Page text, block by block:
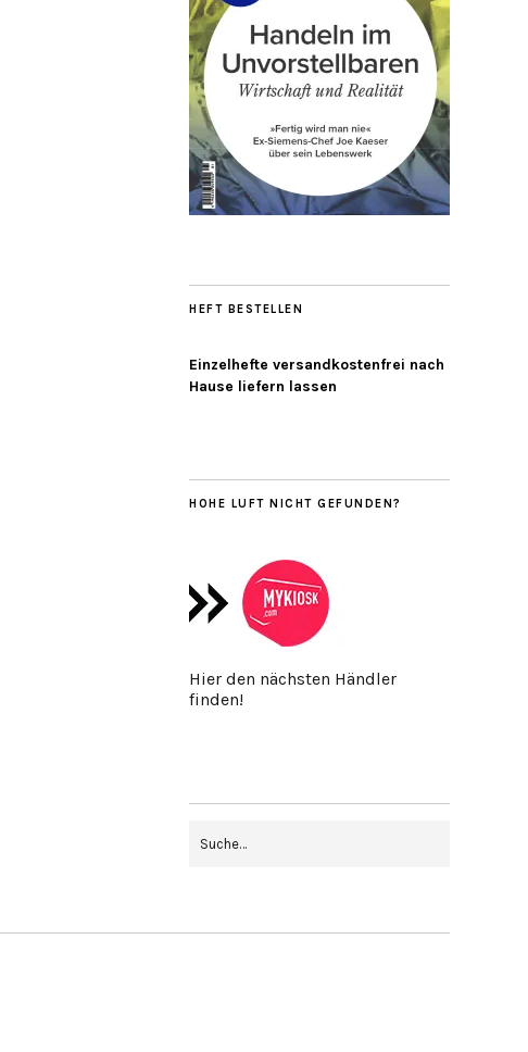
HEFT BESTELLEN
Einzelhefte versandkostenfrei nach
Hause liefern lassen
HOHE LUFT NICHT GEFUNDEN?
Hier den nächsten Händler
finden!